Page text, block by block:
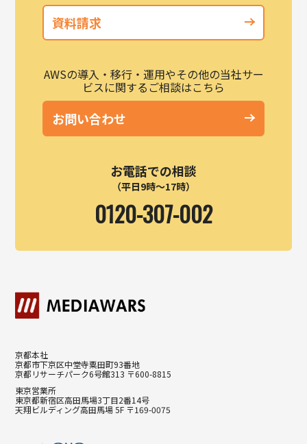
資料請求
AWSの導入・移行・運用やその他の当社サー
ビスに関するご相談はこちら
お問い合わせ
お電話での相談
（平日9時～17時）
0120-307-002
京都本社
京都市下京区中堂寺粟田町93番地
京都リサーチパーク6号館313 〒600-8815
東京営業所
東京都新宿区高田馬場3丁目2番14号
天翔ビルディング高田馬場 5F 〒169-0075